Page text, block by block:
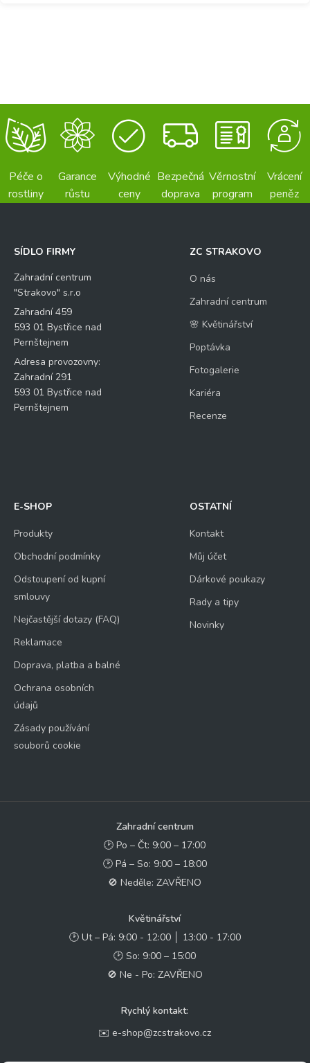
Péče o
rostliny
Garance
růstu
Výhodné
ceny
Bezpečná
doprava
Věrnostní
program
Vrácení
peněz
SÍDLO FIRMY
Zahradní centrum
"Strakovo" s.r.o
Zahradní 459
593 01 Bystřice nad
Pernštejnem
Adresa provozovny:
Zahradní 291
593 01 Bystřice nad
Pernštejnem
ZC STRAKOVO
O nás
Zahradní centrum
🌸 Květinářství
Poptávka
Fotogalerie
Kariéra
Recenze
E-SHOP
Produkty
Obchodní podmínky
Odstoupení od kupní
smlouvy
Nejčastější dotazy (FAQ)
Reklamace
Doprava, platba a balné
Ochrana osobních
údajů
Zásady používání
souborů cookie
OSTATNÍ
Kontakt
Můj účet
Dárkové poukazy
Rady a tipy
Novinky
Zahradní centrum
🕑 Po – Čt: 9:00 – 17:00
🕑 Pá – So: 9:00 – 18:00
🚫 Neděle: ZAVŘENO
Květinářství
🕑 Ut – Pá: 9:00 - 12:00 │ 13:00 - 17:00
🕑 So: 9:00 – 15:00
🚫 Ne - Po: ZAVŘENO
Rychlý kontakt:
✉️ e-shop@zcstrakovo.cz